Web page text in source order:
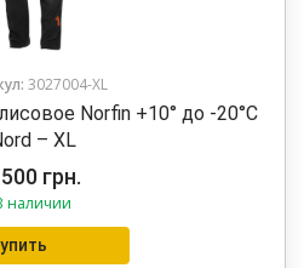
3027004-XL
Norfin +10° до -20°C
– XL
грн.
наличии